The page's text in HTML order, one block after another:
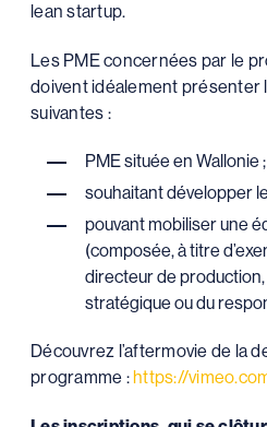
lean startup.
Les PME concernées par le
doivent idéalement présenter
suivantes :
PME située en Wallonie ;
souhaitant développer
pouvant mobiliser une
(composée, à titre
directeur de
stratégique ou du
Découvrez l’aftermovie de la
programme :https://